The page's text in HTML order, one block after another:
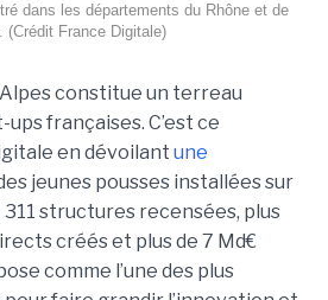
dans les départements du Rhône et de
(Crédit France Digitale)
constitue un terreau
françaises. C’est ce
en dévoilant une
jeunes pousses installées sur
structures recensées, plus
créés et plus de 7 Md€
comme l’une des plus